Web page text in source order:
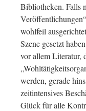
Bibliotheken. Falls
wohlfeil
Szene gesetzt
vor allem Literatur,
werden, gerade
zeitintensives
Glück für alle